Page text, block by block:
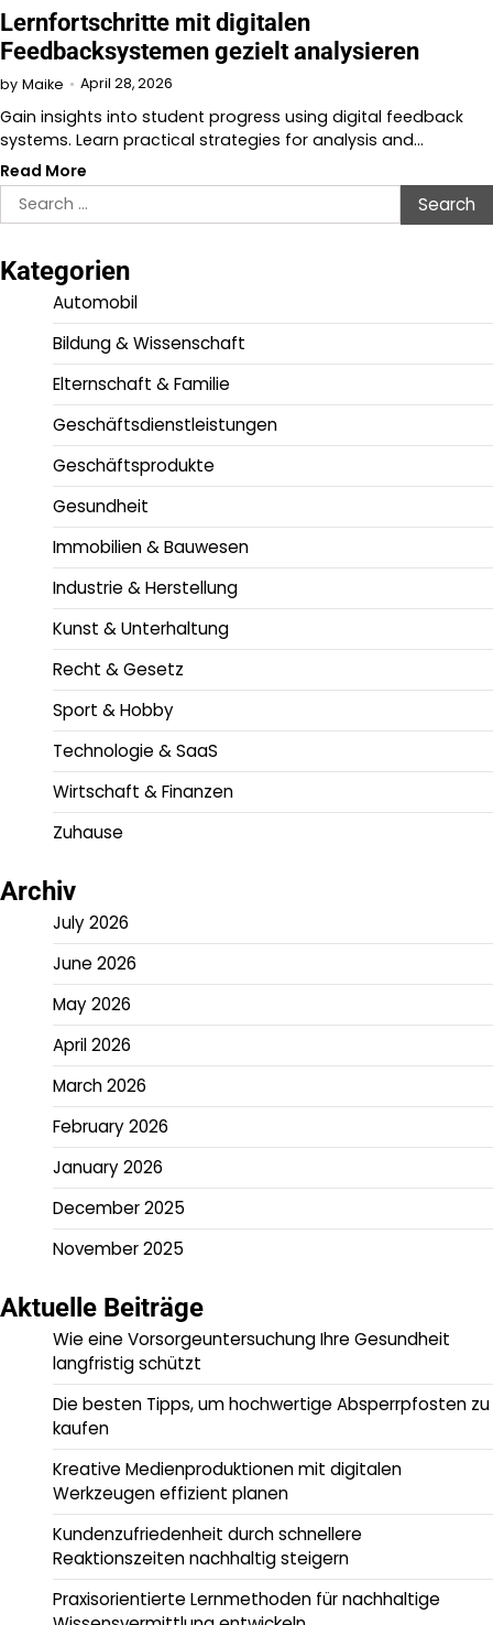
Lernfortschritte mit digitalen
Feedbacksystemen gezielt analysieren
by Maike April 28, 2026
Gain insights into student progress using digital feedback
systems. Learn practical strategies for analysis and…
Read More
Search
for:
Kategorien
Automobil
Bildung & Wissenschaft
Elternschaft & Familie
Geschäftsdienstleistungen
Geschäftsprodukte
Gesundheit
Immobilien & Bauwesen
Industrie & Herstellung
Kunst & Unterhaltung
Recht & Gesetz
Sport & Hobby
Technologie & SaaS
Wirtschaft & Finanzen
Zuhause
Archiv
July 2026
June 2026
May 2026
April 2026
March 2026
February 2026
January 2026
December 2025
November 2025
Aktuelle Beiträge
Wie eine Vorsorgeuntersuchung Ihre Gesundheit
langfristig schützt
Die besten Tipps, um hochwertige Absperrpfosten zu
kaufen
Kreative Medienproduktionen mit digitalen
Werkzeugen effizient planen
Kundenzufriedenheit durch schnellere
Reaktionszeiten nachhaltig steigern
Praxisorientierte Lernmethoden für nachhaltige